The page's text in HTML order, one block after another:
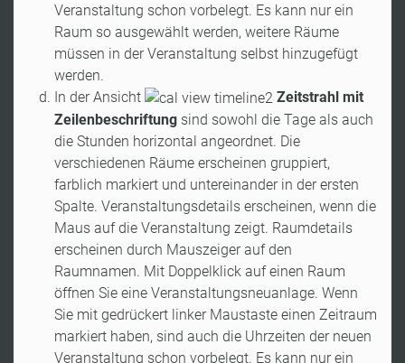
Veranstaltung schon vorbelegt. Es kann nur ein
Raum so ausgewählt werden, weitere Räume
müssen in der Veranstaltung selbst hinzugefügt
werden.
In der Ansicht
Zeitstrahl mit
Zeilenbeschriftung sind sowohl die Tage als auch
die Stunden horizontal angeordnet. Die
verschiedenen Räume erscheinen gruppiert,
farblich markiert und untereinander in der ersten
Spalte. Veranstaltungsdetails erscheinen, wenn die
Maus auf die Veranstaltung zeigt. Raumdetails
erscheinen durch Mauszeiger auf den
Raumnamen. Mit Doppelklick auf einen Raum
öffnen Sie eine Veranstaltungsneuanlage. Wenn
Sie mit gedrückert linker Maustaste einen Zeitraum
markiert haben, sind auch die Uhrzeiten der neuen
Veranstaltung schon vorbelegt. Es kann nur ein